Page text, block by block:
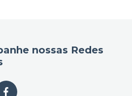
nossas Redes